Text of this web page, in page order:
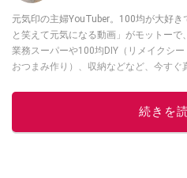
元気印の主婦YouTuber。100均が大好
と笑えて元気になる動画」がモットーで
業務スーパーや100均DIY（リメイクシ
おつまみ作り）、収納などなど、今す
この
続きを